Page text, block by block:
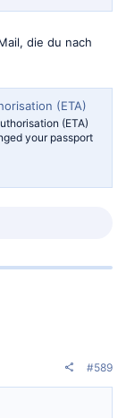
die du nach
(ETA)
(ETA)
your passport
#589